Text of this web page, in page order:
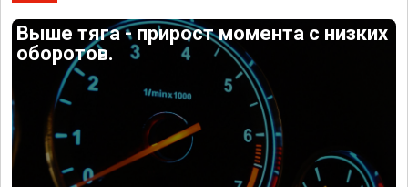
Выше тяга - прирост момента с низких
оборотов.